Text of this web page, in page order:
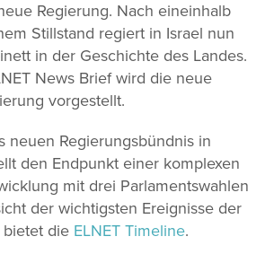
Regierung. Nach eineinhalb
Stillstand regiert in Israel nun
in der Geschichte des Landes.
News Brief wird die neue
vorgestellt.
neuen Regierungsbündnis in
den Endpunkt einer komplexen
mit drei Parlamentswahlen
der wichtigsten Ereignisse der
die ELNET Timeline.